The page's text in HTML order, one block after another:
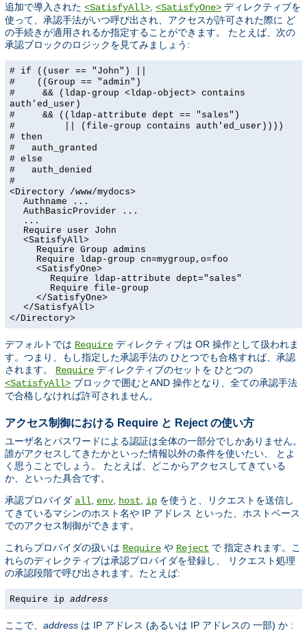
追加で導入された <SatisfyAll> <SatisfyOne> ディレクティブを
使って、承認手法がいつ呼び出され、アクセスが許可された際に ど
の手続きが適用されるか指定することができます。 たとえば、次の
承認ブロックのロジックを見てみましょう:
# if ((user == "John") ||
# ((Group == "admin")
# && (ldap-group <ldap-object> contains
auth'ed_user)
# && ((ldap-attribute dept == "sales")
# || (file-group contains auth'ed_user))))
# then
# auth_granted
# else
# auth_denied
#
<Directory /www/mydocs>
Authname ...
AuthBasicProvider ...
...
Require user John
<SatisfyAll>
Require Group admins
Require ldap-group cn=mygroup,o=foo
<SatisfyOne>
Require ldap-attribute dept="sales"
Require file-group
</SatisfyOne>
</SatisfyAll>
</Directory>
デフォルトでは Require ディレクティブは OR 操作として扱われま
す。つまり、もし指定した承認手法の ひとつでも合格すれば、承認
されます。 Require ディレクティブのセットを ひとつの
<SatisfyAll> ブロックで囲むとAND 操作となり、全ての承認手法
で合格しなければ許可されません。
アクセス制御における Require と Reject の使い方
ユーザ名とパスワードによる認証は全体の一部分でしかありません。
誰がアクセスしてきたかといった情報以外の条件を使いたい、 とよ
く思うことでしょう。 たとえば、どこからアクセスしてきている
か、といった具合です。
承認プロバイダ all env host ip を使うと、リクエストを送信し
てきているマシンのホスト名や IP アドレス といった、ホストベース
でのアクセス制御ができます。
これらプロバイダの扱いは Require や Reject で 指定されます。こ
れらのディレクティブは承認プロバイダを登録し、 リクエスト処理
の承認段階で呼び出されます。たとえば:
Require ip address
ここで、 address は IP アドレス (あるいは IP アドレスの 一部) か :